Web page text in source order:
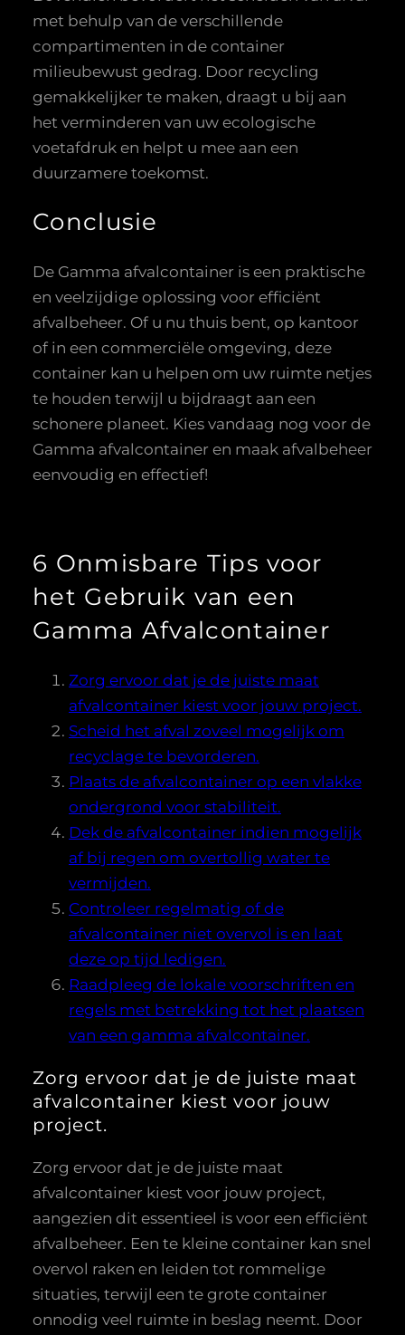
met behulp van de verschillende
compartimenten in de container
milieubewust gedrag. Door recycling
gemakkelijker te maken, draagt u bij aan
het verminderen van uw ecologische
voetafdruk en helpt u mee aan een
duurzamere toekomst.
Conclusie
De Gamma afvalcontainer is een praktische
en veelzijdige oplossing voor efficiënt
afvalbeheer. Of u nu thuis bent, op kantoor
of in een commerciële omgeving, deze
container kan u helpen om uw ruimte netjes
te houden terwijl u bijdraagt aan een
schonere planeet. Kies vandaag nog voor de
Gamma afvalcontainer en maak afvalbeheer
eenvoudig en effectief!
6 Onmisbare Tips voor
het Gebruik van een
Gamma Afvalcontainer
Zorg ervoor dat je de juiste maat
afvalcontainer kiest voor jouw project.
Scheid het afval zoveel mogelijk om
recyclage te bevorderen.
Plaats de afvalcontainer op een vlakke
ondergrond voor stabiliteit.
Dek de afvalcontainer indien mogelijk
af bij regen om overtollig water te
vermijden.
Controleer regelmatig of de
afvalcontainer niet overvol is en laat
deze op tijd ledigen.
Raadpleeg de lokale voorschriften en
regels met betrekking tot het plaatsen
van een gamma afvalcontainer.
Zorg ervoor dat je de juiste maat
afvalcontainer kiest voor jouw
project.
Zorg ervoor dat je de juiste maat
afvalcontainer kiest voor jouw project,
aangezien dit essentieel is voor een efficiënt
afvalbeheer. Een te kleine container kan snel
overvol raken en leiden tot rommelige
situaties, terwijl een te grote container
onnodig veel ruimte in beslag neemt. Door